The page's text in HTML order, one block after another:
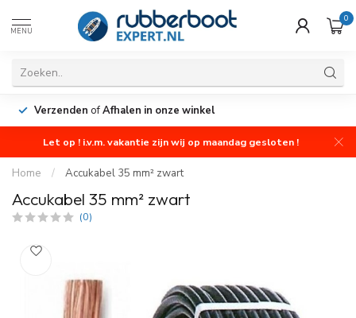
MENU
0
Verzenden ofAfhalen in onze winkel
Let op ! i.v.m. vakantie zijn wij op maandag gesloten !
Home / Accukabel 35 mm² zwart
Accukabel 35 mm² zwart
(0)